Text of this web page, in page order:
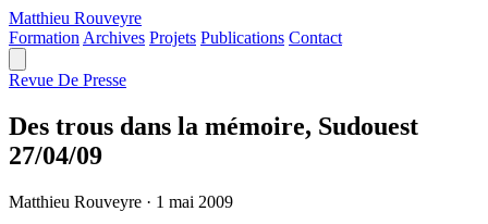
Matthieu Rouveyre
Formation Archives Projets Publications Contact
Revue De Presse
Des trous dans la mémoire, Sudouest
27/04/09
Matthieu Rouveyre · 1 mai 2009